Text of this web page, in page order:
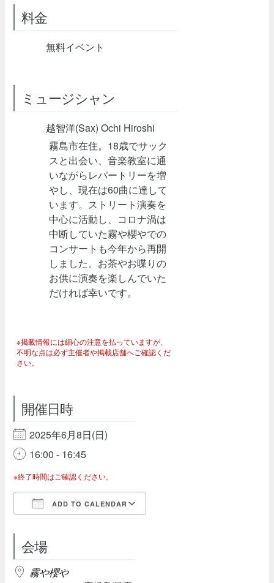
料金
無料イベント
ミュージシャン
越智洋(Sax) Ochi Hiroshi
霧島市在住。18歳でサック
スと出会い、音楽教室に通
いながらレパートリーを増
やし、現在は60曲に達して
います。ストリート演奏を
中心に活動し、コロナ渦は
中断していた霧や櫻やでの
コンサートも今年から再開
しました。お茶やお喋りの
お供に演奏を楽しんでいた
だければ幸いです。
※掲載情報には細心の注意を払っていますが、
不明な点は必ず主催者や掲載店舗へご確認くだ
さい。
開催日時
2025年6月8日(日)
16:00 - 16:45
※終了時間はご確認ください。
ADD TO CALENDAR
会場
霧や櫻や